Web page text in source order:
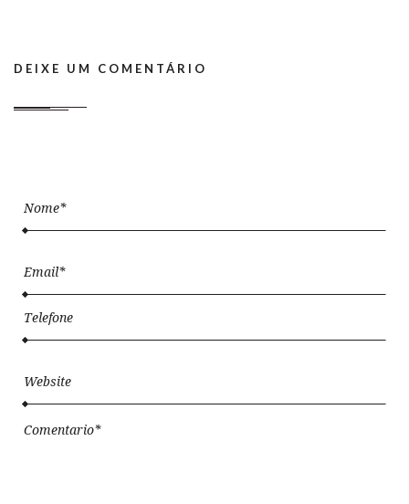
DEIXE UM COMENTÁRIO